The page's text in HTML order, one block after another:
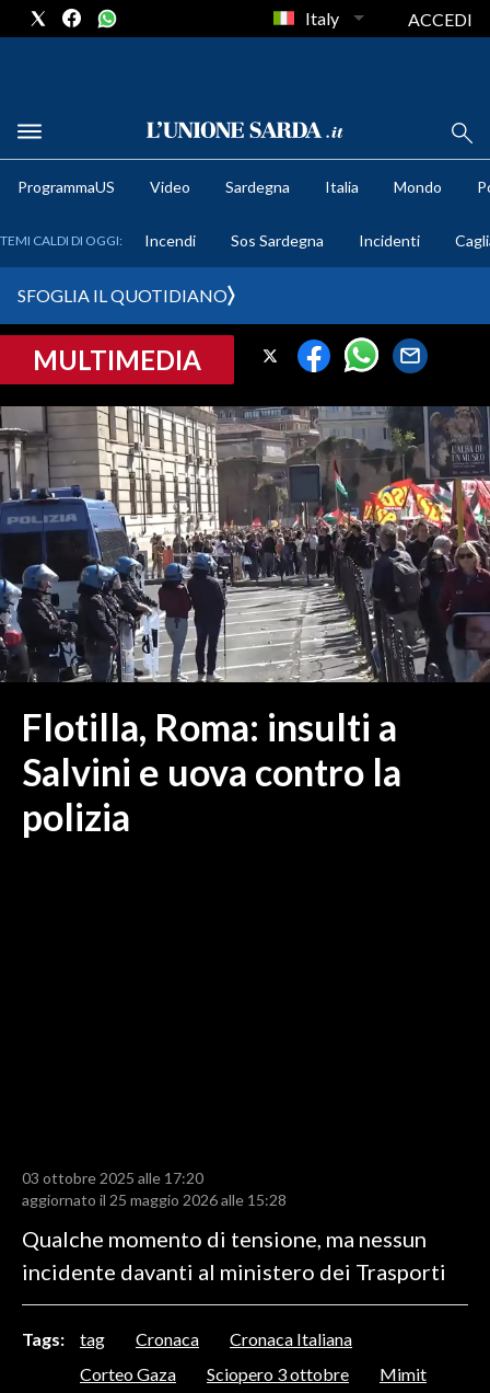
METEO
CRONACA SARDEGNA
PROVINCIA DI CAGLIARI
SULCIS IGLESIENTE
MEDIO CAMPIDANO
ORISTANO E PROVINCIA
SASSARI E PROVINCIA
GALLURA
NUORO E PROVINCIA
OGLIASTRA
ITALIA
MONDO
RISULTATI E CLASSIFICHE
CALCIO REGIONALE
BASKET
MOTORI
Italy ACCEDI
ProgrammaUS Video Sardegna Italia Mondo
TEMI CALDI DI OGGI: Incendi Sos Sardegna Incidenti
SFOGLIA IL QUOTIDIANO
MULTIMEDIA
Flotilla, Roma: insulti a
Salvini e uova contro la
polizia
03 ottobre 2025 alle 17:20
aggiornato il 25 maggio 2026 alle 15:28
Qualche momento di tensione, ma nessun
incidente davanti al ministero dei Trasporti
Tags: tag Cronaca
Cronaca Italiana
Corteo Gaza
Sciopero 3 ottobre
Mimit